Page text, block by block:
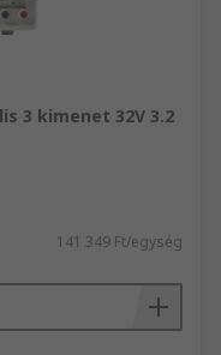
3 kimenet 32V 3.2
141 349 Ft/egység